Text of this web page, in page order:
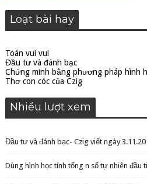
Loạt bài hay
Toán vui vui
Đầu tư và đánh bạc
Chứng minh bằng phương pháp hình
Thơ con cóc của Czig
Nhiều lượt xem
Đầu tư và đánh bạc- Czig viết ngày
Dùng hình học tính tổng n số tự nhiên đầu